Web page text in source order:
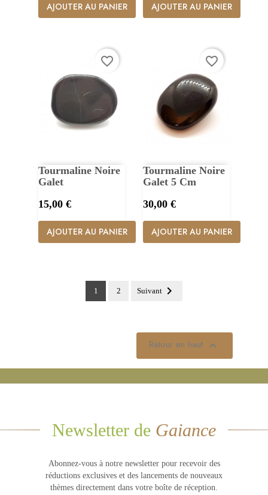
AJOUTER AU PANIER AJOUTER AU PANIER
Tourmaline Noire
Galet
Prix
15,00 €
AJOUTER AU PANIER
favorite_border
Tourmaline Noire
Galet 5 Cm
Prix
30,00 €
AJOUTER AU PANIER
favorite_border
1 2 Suivant 
Retour en haut 
Newsletter de Gaiance
Abonnez-vous à notre newsletter pour recevoir des
réductions exclusives et des lancements de nouveaux
thèmes directement dans votre boîte de réception.